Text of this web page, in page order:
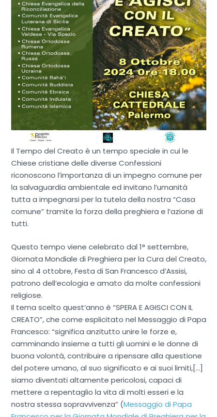
Il Tempo del Creato è un tempo speciale in cui le
Chiese cristiane delle diverse Confessioni
riconoscono l’importanza di un impegno comune per
la salvaguardia ambientale ed invitano l’umanità
tutta a impegnarsi per la tutela della nostra “Casa
comune” tramite la forza della preghiera e l’azione di
tutti.
Questo tempo viene celebrato dal 1° settembre,
Giornata Mondiale di Preghiera per la Cura del Creato,
sino al 4 ottobre, Festa di San Francesco d’Assisi,
patrono dell’ecologia e amato da molte confessioni
religiose.
Il tema scelto quest’anno è “SPERA E AGISCI CON IL
CREATO”, che come esplicitato nel Messaggio di Papa
Francesco: “significa anzitutto unire le forze e,
camminando insieme a tutti gli uomini e le donne di
buona volontà, contribuire a ripensare alla questione
del potere umano, al suo significato e ai suoi limiti,[…]
siamo diventati altamente pericolosi, capaci di
mettere a repentaglio la vita di molti esseri e la
nostra stessa sopravvivenza” (Messaggio di Papa